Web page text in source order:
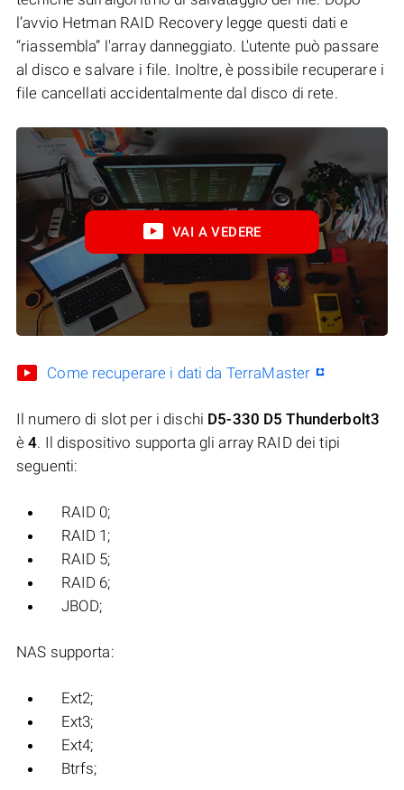
l’avvio Hetman RAID Recovery legge questi dati e
“riassembla” l'array danneggiato. L'utente può passare
al disco e salvare i file. Inoltre, è possibile recuperare i
file cancellati accidentalmente dal disco di rete.
VAI A VEDERE
Come recuperare i dati da TerraMaster
Il numero di slot per i dischi D5-330 D5 Thunderbolt3
è4. Il dispositivo supporta gli array RAID dei tipi
seguenti:
RAID 0;
RAID 1;
RAID 5;
RAID 6;
JBOD;
NAS supporta:
Ext2;
Ext3;
Ext4;
Btrfs;